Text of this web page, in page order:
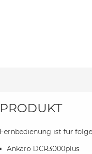
PRODUKT
Fernbedienung ist für
Ankaro DCR3000plus